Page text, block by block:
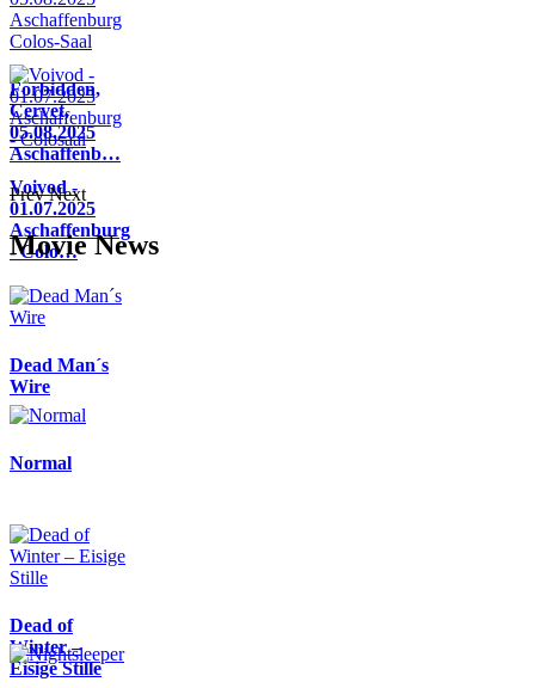
Forbidden,
Cervet,
05.08.2025
Aschaffenb…
Voivod -
01.07.2025
Aschaffenburg
- Colo…
Prev Next
Movie News
Dead Man´s
Wire
Normal
Dead of
Winter –
Eisige Stille